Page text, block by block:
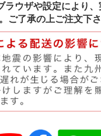
ラウザや設定により
ご了承の上ご注文下さ